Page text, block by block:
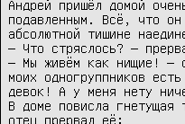
Андрей пришёл домой
подавленным. Всё, что
абсолютной тишине
— Что стряслось? —
— Мы живём как нищие! —
моих одногруппников
девок! А у меня нету
В доме повисла гнетущая
отец прервал её: